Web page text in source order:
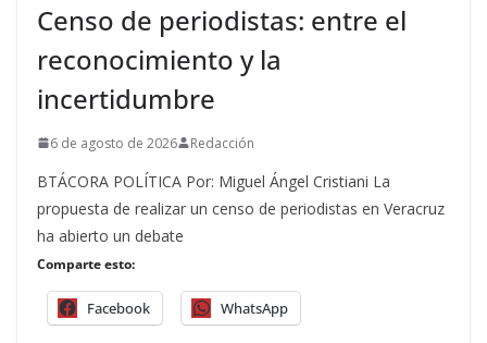
Censo de periodistas: entre el
reconocimiento y la
incertidumbre
6 de agosto de 2026 Redacción
BTÁCORA POLÍTICA Por: Miguel Ángel Cristiani La
propuesta de realizar un censo de periodistas en Veracruz
ha abierto un debate
Comparte esto:
Facebook WhatsApp